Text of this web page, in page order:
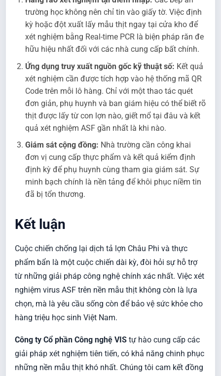
trường học không nên chỉ tin vào giấy tờ. Việc định
kỳ hoặc đột xuất lấy mẫu thịt ngay tại cửa kho để
xét nghiệm bằng Real-time PCR là biện pháp răn đe
hữu hiệu nhất đối với các nhà cung cấp bất chính.
Ứng dụng truy xuất nguồn gốc kỹ thuật số: Kết quả
xét nghiệm cần được tích hợp vào hệ thống mã QR
Code trên mỗi lô hàng. Chỉ với một thao tác quét
đơn giản, phụ huynh và ban giám hiệu có thể biết rõ
thịt được lấy từ con lợn nào, giết mổ tại đâu và kết
quả xét nghiệm ASF gần nhất là khi nào.
Giám sát cộng đồng: Nhà trường cần công khai
đơn vị cung cấp thực phẩm và kết quả kiểm định
định kỳ để phụ huynh cùng tham gia giám sát. Sự
minh bạch chính là nền tảng để khôi phục niềm tin
đã bị tổn thương.
Kết luận
Cuộc chiến chống lại dịch tả lợn Châu Phi và thực
phẩm bẩn là một cuộc chiến dài kỳ, đòi hỏi sự hỗ trợ
từ những giải pháp công nghệ chính xác nhất. Việc xét
nghiệm virus ASF trên nền mẫu thịt không còn là lựa
chọn, mà là yêu cầu sống còn để bảo vệ sức khỏe cho
hàng triệu học sinh Việt Nam.
Công ty Cổ phần Công nghệ VIS tự hào cung cấp các
giải pháp xét nghiệm tiên tiến, có khả năng chinh phục
những nền mẫu thịt khó nhất. Chúng tôi cam kết đồng